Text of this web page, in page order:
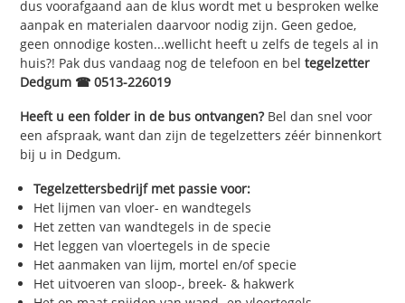
dus voorafgaand aan de klus wordt met u besproken welke
aanpak en materialen daarvoor nodig zijn. Geen gedoe,
geen onnodige kosten...wellicht heeft u zelfs de tegels al in
huis?! Pak dus vandaag nog de telefoon en beltegelzetter
Dedgum ☎ 0513-226019
Heeft u een folder in de bus ontvangen?Bel dan snel voor
een afspraak, want dan zijn de tegelzetters zéér binnenkort
bij u in Dedgum.
Tegelzettersbedrijf met passie voor:
Het lijmen van vloer- en wandtegels
Het zetten van wandtegels in de specie
Het leggen van vloertegels in de specie
Het aanmaken van lijm, mortel en/of specie
Het uitvoeren van sloop-, breek- & hakwerk